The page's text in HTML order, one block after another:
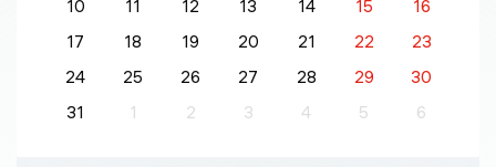
10
11 12 13 14 15
16
17
18 19 20 21 22
23
24
25 26 27 28 29
30
31
1 2 3 4 5 6